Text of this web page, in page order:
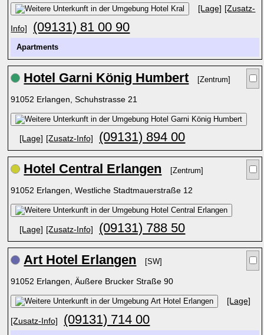
[Lage] [Zusatz-
Info] (09131) 81 00 90
Apartments
Hotel Garni König Humbert [Zentrum]
91052 Erlangen, Schuhstrasse 21
[Lage] [Zusatz-Info] (09131) 894 00
Hotel Central Erlangen [Zentrum]
91052 Erlangen, Westliche Stadtmauerstraße 12
[Lage] [Zusatz-Info] (09131) 788 50
Art Hotel Erlangen [SW]
91052 Erlangen, Äußere Brucker Straße 90
[Lage]
[Zusatz-Info] (09131) 714 00